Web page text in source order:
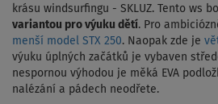
krásu windsurfingu - SKLUZ. Tento ws
variantou pro výuku dětí. Pro
menší model STX 250. Naopak zde je
výuku úplných začátků je vybaven
nespornou výhodou je měká EVA
nalézání a pádech neodřete.